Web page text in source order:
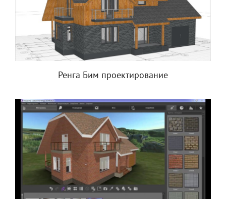
Ренга Бим проектирование